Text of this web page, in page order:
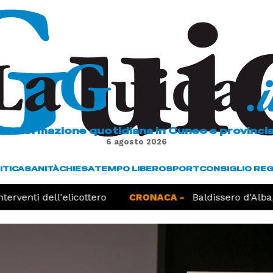
L'informazione quotidiana in Cuneo e
6 agosto 2026
SANITÀCHIESATEMPO LIBEROSPORTCONSIGLIO
dell'elicottero CRONACA - Baldissero d'Alba,